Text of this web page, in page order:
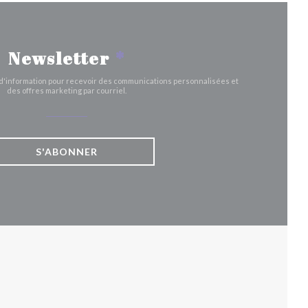
Newsletter *
pour recevoir des communications personnalisées et
des offres marketing par courriel.
S'ABONNER
FENÊTRE))